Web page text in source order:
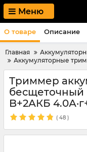
Меню
Главная
Аккумуляторные
Триммер
бесщеточный
B+2АКБ
( 48 )
О товаре Описание